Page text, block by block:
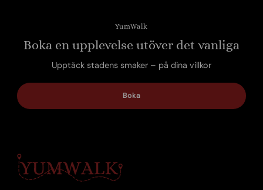
YumWalk
Boka en upplevelse utöver det vanliga
Upptäck stadens smaker – på dina villkor
Boka